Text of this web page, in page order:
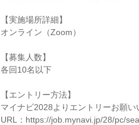
【実施場所詳細】
オンライン（Zoom）
【募集人数】
各回10名以下
【エントリー方法】
マイナビ2028よりエントリーお願い
URL：https://job.mynavi.jp/28/pc/